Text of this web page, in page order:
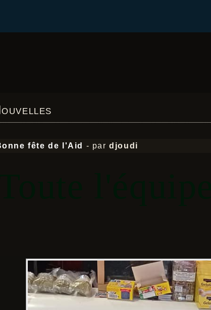
fête de l'Aid - pardjoudi
boucherie
très bonne